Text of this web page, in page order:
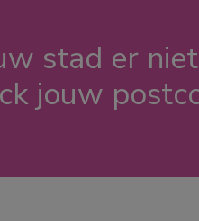
stad er
jouw